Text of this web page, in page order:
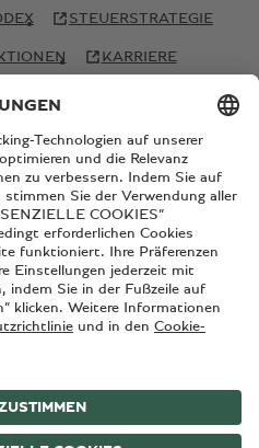
STEUERSTRATEGIE
KARRIERE
Motors 2026
SITEMAP
MIT UNS AUF